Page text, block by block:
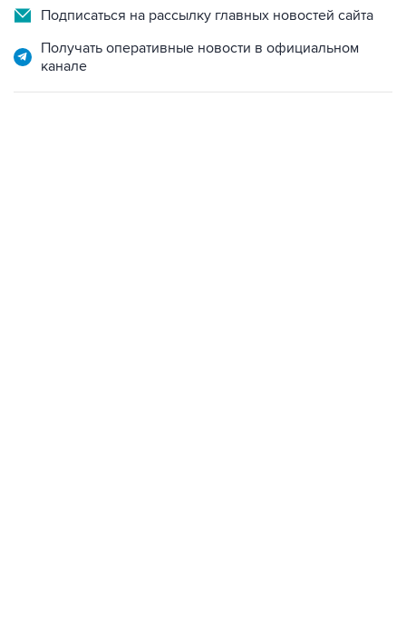
Получать оперативные новости в официальном